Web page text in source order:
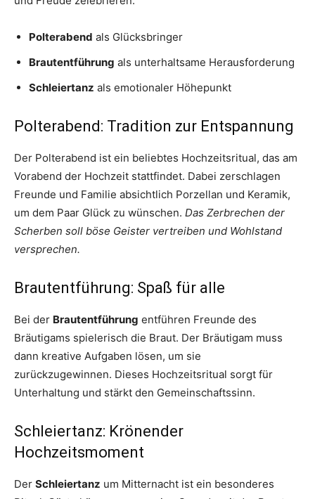
Polterabend als Glücksbringer
Brautentführung als unterhaltsame Herausforderung
Schleiertanz als emotionaler Höhepunkt
Polterabend: Tradition zur Entspannung
Der Polterabend ist ein beliebtes Hochzeitsritual, das am
Vorabend der Hochzeit stattfindet. Dabei zerschlagen
Freunde und Familie absichtlich Porzellan und Keramik,
um dem Paar Glück zu wünschen. Das Zerbrechen der
Scherben soll böse Geister vertreiben und Wohlstand
versprechen.
Brautentführung: Spaß für alle
Bei der Brautentführung entführen Freunde des
Bräutigams spielerisch die Braut. Der Bräutigam muss
dann kreative Aufgaben lösen, um sie
zurückzugewinnen. Dieses Hochzeitsritual sorgt für
Unterhaltung und stärkt den Gemeinschaftssinn.
Schleiertanz: Krönender
Hochzeitsmoment
Der Schleiertanz um Mitternacht ist ein besonderes